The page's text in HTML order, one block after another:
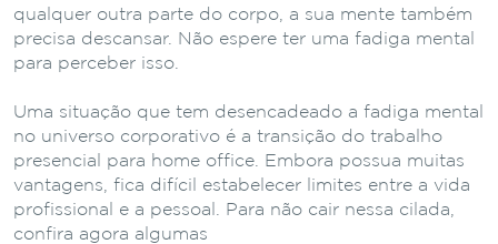
qualquer outra parte do corpo, a sua mente também
precisa descansar. Não espere ter uma fadiga mental
para perceber isso.
Uma situação que tem desencadeado a fadiga mental
no universo corporativo é a transição do trabalho
presencial para home office. Embora possua muitas
vantagens, fica difícil estabelecer limites entre a vida
profissional e a pessoal. Para não cair nessa cilada,
confira agora algumas